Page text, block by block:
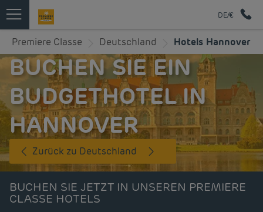
DE/€
Premiere Classe Deutschland Hotels Hannover
BUCHEN SIE EIN
BUDGETHOTEL IN
HANNOVER
Zurück zu Deutschland
BUCHEN SIE JETZT IN UNSEREN PREMIERE
CLASSE HOTELS